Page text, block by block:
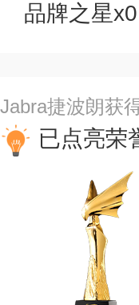
品牌之星x0
Jabra捷波朗获
已点亮荣